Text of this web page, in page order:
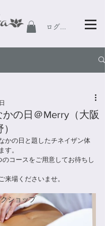
ログイン
ショップ
の日＠Merry（大阪
かの日と題したチネイザン体
す。
コースをご用意してお待ちし
来場くださいませ。